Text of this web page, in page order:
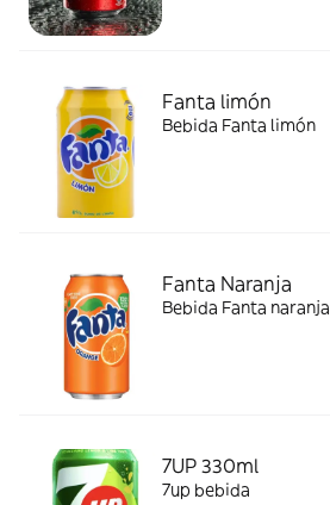
Fanta limón
Bebida Fanta limón
Fanta Naranja
Bebida Fanta naranja
7UP 330ml
7up bebida